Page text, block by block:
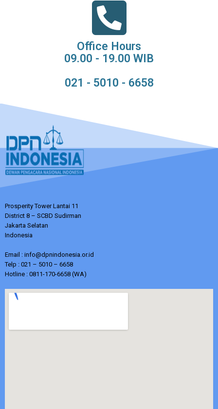
Office Hours
09.00 - 19.00 WIB
021 - 5010 - 6658
Prosperity Tower Lantai 11
District 8 – SCBD Sudirman
Jakarta Selatan
Indonesia
Email : info@dpnindonesia.or.id
Telp : 021 – 5010 – 6658
Hotline : 0811-170-6658 (WA)